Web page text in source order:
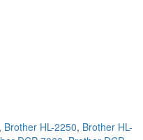
, Brother HL-2250, Brother HL-